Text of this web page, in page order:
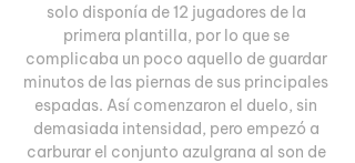
solo disponía de 12 jugadores de la
primera plantilla, por lo que se
complicaba un poco aquello de guardar
minutos de las piernas de sus principales
espadas. Así comenzaron el duelo, sin
demasiada intensidad, pero empezó a
carburar el conjunto azulgrana al son de